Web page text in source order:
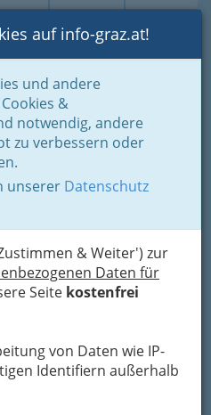
Login Toggle
auf info-graz.at!
und andere
&
notwendig, andere
zu verbessern oder
unserer Datenschutz
& Weiter') zur
Daten für
Seite kostenfrei
von Daten wie IP-
Identifiern außerhalb
& Schenken - der Handel
Maschinen u.
und industriellem
Bedarf
&
1
Neuhart